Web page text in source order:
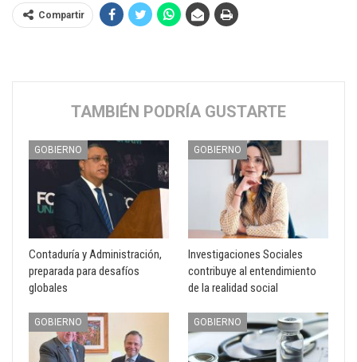
Compartir
TAMBIÉN PODRÍA GUSTARTE
GOBIERNO
Contaduría y Administración,
preparada para desafíos
globales
GOBIERNO
Investigaciones Sociales
contribuye al entendimiento
de la realidad social
GOBIERNO GOBIERNO